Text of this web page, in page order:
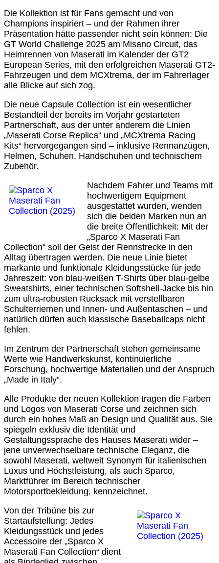
Die Kollektion ist für Fans gemacht und von
Champions inspiriert – und der Rahmen ihrer
Präsentation hätte passender nicht sein können: Die
GT World Challenge 2025 am Misano Circuit, das
Heimrennen von Maserati im Kalender der GT2
European Series, mit den erfolgreichen Maserati GT2-
Fahrzeugen und dem MCXtrema, der im Fahrerlager
alle Blicke auf sich zog.
Die neue Capsule Collection ist ein wesentlicher
Bestandteil der bereits im Vorjahr gestarteten
Partnerschaft, aus der unter anderem die Linien
„Maserati Corse Replica“ und „MCXtrema Racing
Kits“ hervorgegangen sind – inklusive Rennanzügen,
Helmen, Schuhen, Handschuhen und technischem
Zubehör.
Nachdem Fahrer und Teams mit
hochwertigem Equipment
ausgestattet wurden, wenden
sich die beiden Marken nun an
die breite Öffentlichkeit: Mit der
„Sparco X Maserati Fan
Collection“ soll der Geist der Rennstrecke in den
Alltag übertragen werden. Die neue Linie bietet
markante und funktionale Kleidungsstücke für jede
Jahreszeit: von blau-weißen T-Shirts über blau-gelbe
Sweatshirts, einer technischen Softshell-Jacke bis hin
zum ultra-robusten Rucksack mit verstellbaren
Schulterriemen und Innen- und Außentaschen – und
natürlich dürfen auch klassische Baseballcaps nicht
fehlen.
Im Zentrum der Partnerschaft stehen gemeinsame
Werte wie Handwerkskunst, kontinuierliche
Forschung, hochwertige Materialien und der Anspruch
„Made in Italy“.
Alle Produkte der neuen Kollektion tragen die Farben
und Logos von Maserati Corse und zeichnen sich
durch ein hohes Maß an Design und Qualität aus. Sie
spiegeln exklusiv die Identität und
Gestaltungssprache des Hauses Maserati wider –
jene unverwechselbare technische Eleganz, die
sowohl Maserati, weltweit Synonym für italienischen
Luxus und Höchstleistung, als auch Sparco,
Marktführer im Bereich technischer
Motorsportbekleidung, kennzeichnet.
Von der Tribüne bis zur
Startaufstellung: Jedes
Kleidungsstück und jedes
Accessoire der „Sparco X
Maserati Fan Collection“ dient